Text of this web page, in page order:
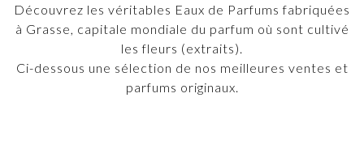
Découvrez les véritables Eaux de Parfums fabriquées
à Grasse, capitale mondiale du parfum où sont cultivé
les fleurs (extraits).
Ci-dessous une sélection de nos meilleures ventes et
parfums originaux.